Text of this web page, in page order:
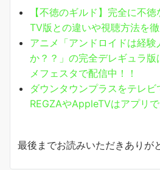
【不徳のギルド】完全に不
TV版との違いや視聴方法を徹
アニメ「アンドロイドは経験
か？？」の完全デレギュラ版
メフェスタで配信中！！
ダウンタウンプラスをテレビ
REGZAやAppleTVはアプリ
最後までお読みいただきありが